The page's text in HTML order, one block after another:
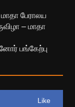
பேராலய
– மாதா
பங்கேற்பு
Like